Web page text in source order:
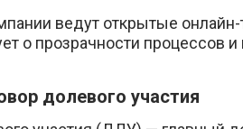
ведут открытые
о прозрачности процессов
долевого участия